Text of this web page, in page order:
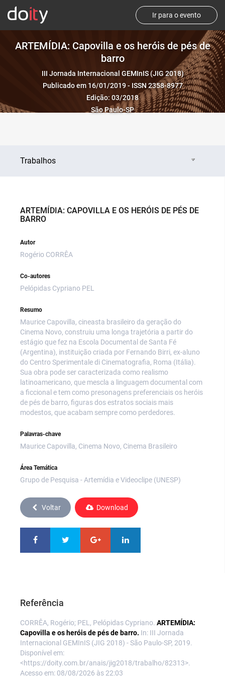
Ir para o evento
ARTEMÍDIA: Capovilla e os heróis de pés de
barro
III Jornada Internacional GEMInIS (JIG 2018)
Publicado em 16/01/2019 - ISSN 2358-8977
Edição: 03/2018
São Paulo-SP
Trabalhos
ARTEMÍDIA: CAPOVILLA E OS HERÓIS DE PÉS DE
BARRO
Autor
Rogério CORRÊA
Co-autores
Pelópidas Cypriano PEL
Resumo
Maurice Capovilla, cineasta brasileiro da geração do
Cinema Novo, construiu uma longa trajetória a partir do
estágio que fez na Escola Documental de Santa Fé
(Argentina), instituição criada por Fernando Birri, ex-aluno
do Centro Sperimentale di Cinematografia, Roma (Itália).
Sua obra pode ser caracterizada como realismo
latinoamericano, que mescla a linguagem documental com
a ficcional e tem como presonagens preferenciais os heróis
de pés de barro, figuras dos estratos sociais mais
modestos, que acabam sempre como perdedores.
Palavras-chave
Maurice Capovilla, Cinema Novo, Cinema Brasileiro
Área Temática
Grupo de Pesquisa - Artemídia e Videoclipe (UNESP)
Voltar Download
Referência
CORRÊA, Rogério; PEL, Pelópidas Cypriano. ARTEMÍDIA:
Capovilla e os heróis de pés de barro. In: III Jornada
Internacional GEMInIS (JIG 2018) - São Paulo-SP, 2019.
Disponível em:
<https://doity.com.br/anais/jig2018/trabalho/82313>.
Acesso em: 08/08/2026 às 22:03